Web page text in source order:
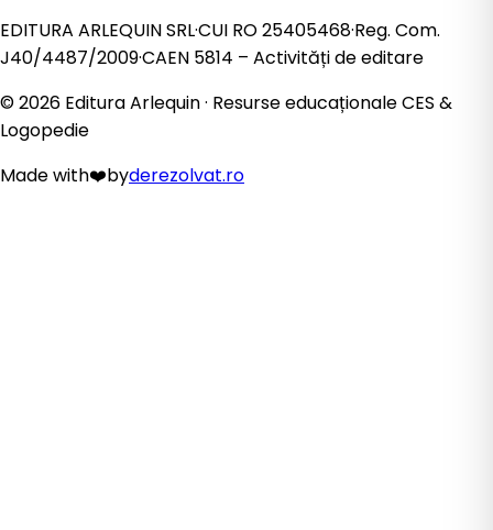
EDITURA ARLEQUIN SRL·CUI RO 25405468·Reg. Com.
J40/4487/2009·CAEN 5814 – Activități de editare
©2026 Editura Arlequin · Resurse educaționale CES &
Logopedie
Made with❤️byderezolvat.ro